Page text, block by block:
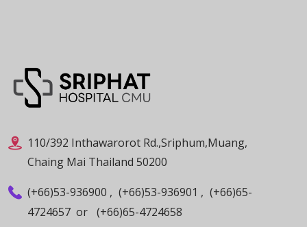
110/392 Inthawarorot Rd.,Sriphum,Muang,
Chaing Mai Thailand 50200
(+66)53-936900 , (+66)53-936901 , (+66)65-
4724657 or (+66)65-4724658